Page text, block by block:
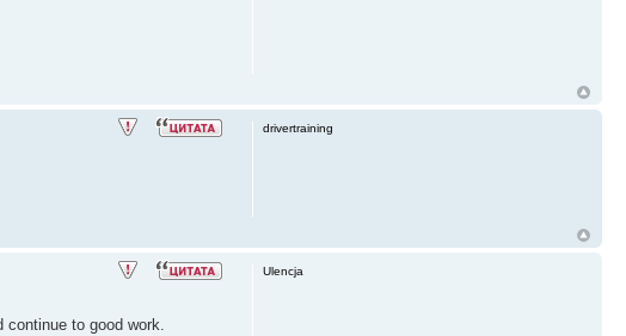
drivertraining
to good work.
Ulencja